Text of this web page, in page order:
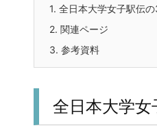
1. 全日本大学女子駅伝
2. 関連ページ
3. 参考資料
全日本大学